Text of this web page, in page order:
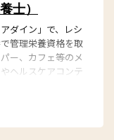
士）
ダイン」で、レシ
管理栄養資格を取
ー、カフェ等のメ
ヘルスケアコンテ
きる料理が評判。